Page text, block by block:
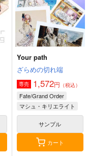
作品詳細
RAKUGAKIHON
Your path
ざらめの切れ端
専売 1,572円 （税込）
Fate/Grand Order
マシュ・キリエライト
オールキャラ
サンプル
カート